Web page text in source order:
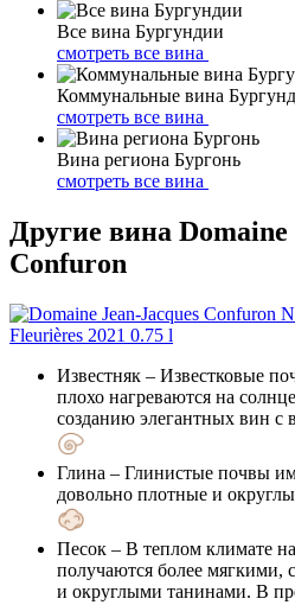
Все вина Бургундии
смотреть все вина
Коммунальные вина
смотреть все вина
Вина региона Бургонь
смотреть все вина
Другие вина Domaine
Confuron
Известняк – Известковые
плохо нагреваются на
созданию элегантных вин с
Глина – Глинистые почвы
довольно плотные и
Песок – В теплом климате
получаются более мягкими,
и округлыми танинами. В